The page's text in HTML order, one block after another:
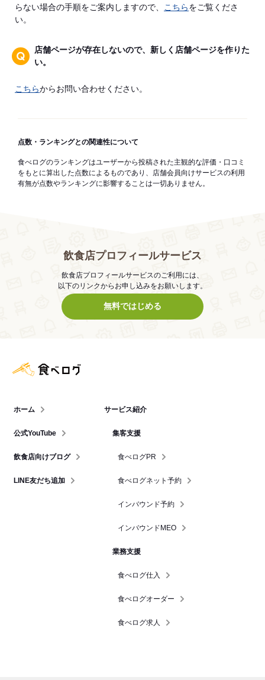
らない場合の手順をご案内しますので、
こちらをご覧くださ
い。
店舗ページが存在しないので、新しく店舗ページを作りた
い。
こちらからお問い合わせください。
点数・ランキングとの関連性について
食べログのランキングはユーザーから投稿された主観的な評価・口コミ
をもとに算出した点数によるものであり、店舗会員向けサービスの利用
有無が点数やランキングに影響することは一切ありません。
飲食店プロフィールサービス
飲食店プロフィールサービスのご利用には、
以下のリンクからお申し込みをお願いします。
無料ではじめる
ホーム
公式YouTube
飲食店向けブログ
LINE友だち追加
サービス紹介
集客支援
食べログPR
食べログネット予約
インバウンド予約
インバウンドMEO
業務支援
食べログ仕入
食べログオーダー
食べログ求人